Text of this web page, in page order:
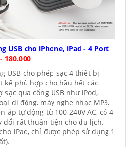
USB cho iPhone, iPad - 4 Port
180.000
USB cho phép sạc 4 thiết bị
kế phù hợp cho hầu hết các
qua cổng USB như iPod,
di động, máy nghe nhạc MP3,
áp tự động từ 100-240V AC, có 4
đổi rất thuận tiện cho du lịch.
iPad, chỉ được phép sử dụng 1